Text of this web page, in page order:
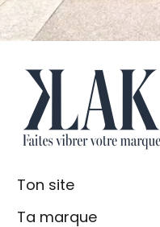
Ton site
Ta marque